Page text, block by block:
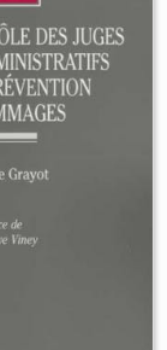
juridique